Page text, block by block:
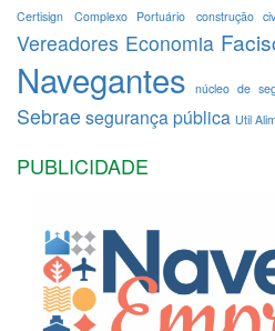
Certisign Complexo Portuário construção
Vereadores Economia
Navegantes núcleo de
Sebrae segurança pública Util
PUBLICIDADE